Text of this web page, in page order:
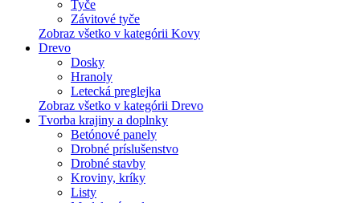
Tyče
Závitové tyče
Zobraz všetko v kategórii Kovy
Drevo
Dosky
Hranoly
Letecká preglejka
Zobraz všetko v kategórii Drevo
Tvorba krajiny a doplnky
Betónové panely
Drobné príslušenstvo
Drobné stavby
Kroviny, kríky
Listy